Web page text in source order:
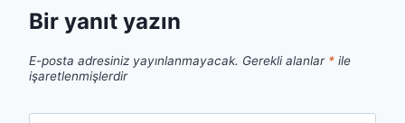
Bir yanıt yazın
E-posta adresiniz yayınlanmayacak. Gerekli alanlar * ile
işaretlenmişlerdir